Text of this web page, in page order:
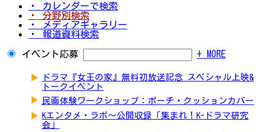
・ カレンダーで検索
・ 分野別検索
・ メディアギャラリー
・ 報道資料検索
イベント応募 + MORE
▶
ドラマ『女王の家』無料初放送記念 スペシャル上映&
トークイベント
▶ 民画体験ワークショップ：ポーチ・クッションカバー
▶ Kエンタメ・ラボ～公開収録「集まれ！K-ドラマ研究
会」